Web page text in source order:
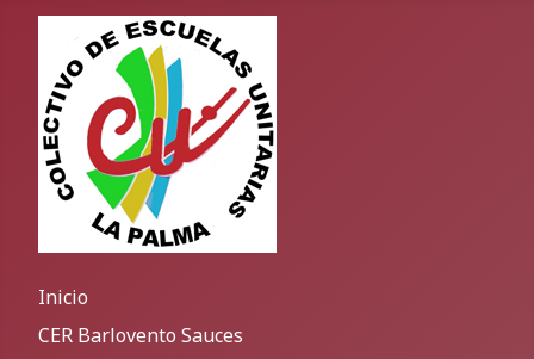
Inicio
CER Barlovento Sauces